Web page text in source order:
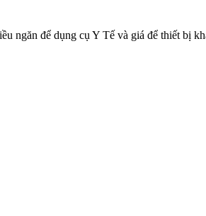
ngăn để dụng cụ Y Tế và giá để thiết bị